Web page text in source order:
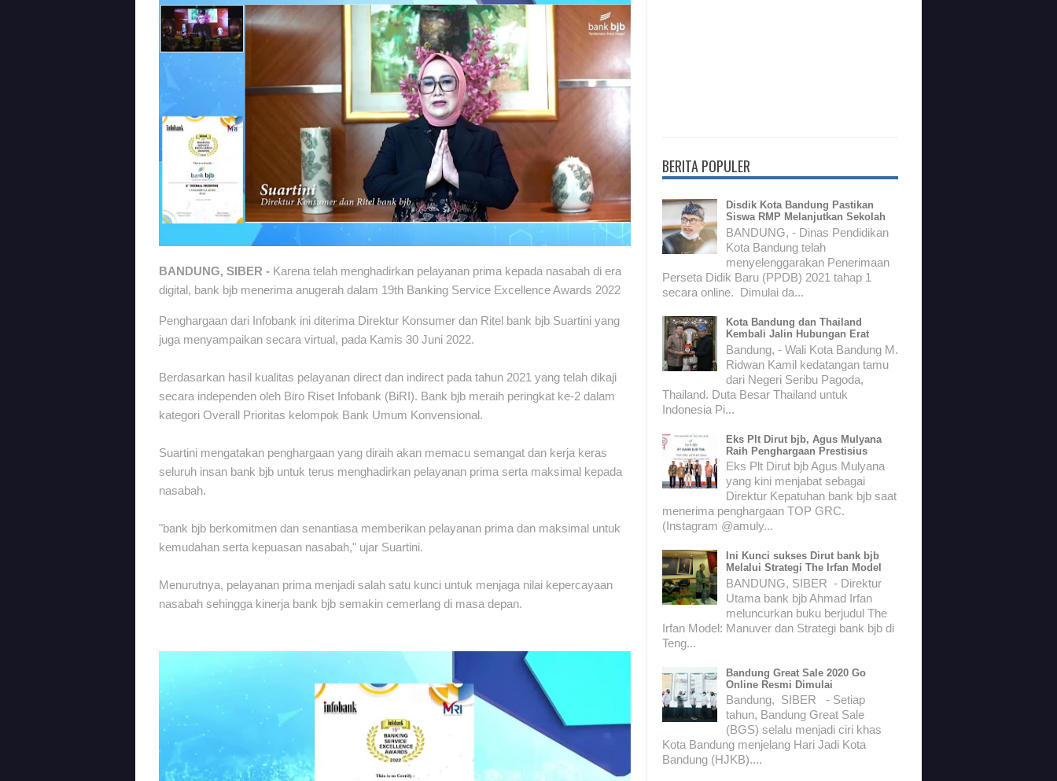
BANDUNG, SIBER - Karena telah menghadirkan pelayanan prima kepada nasabah di era
digital, bank bjb menerima anugerah dalam 19th Banking Service Excellence Awards 2022
Penghargaan dari Infobank ini diterima Direktur Konsumer dan Ritel bank bjb Suartini yang
juga menyampaikan secara virtual, pada Kamis 30 Juni 2022.
Berdasarkan hasil kualitas pelayanan direct dan indirect pada tahun 2021 yang telah dikaji
secara independen oleh Biro Riset Infobank (BiRI). Bank bjb meraih peringkat ke-2 dalam
kategori Overall Prioritas kelompok Bank Umum Konvensional.
Suartini mengatakan penghargaan yang diraih akan memacu semangat dan kerja keras
seluruh insan bank bjb untuk terus menghadirkan pelayanan prima serta maksimal kepada
nasabah.
"bank bjb berkomitmen dan senantiasa memberikan pelayanan prima dan maksimal untuk
kemudahan serta kepuasan nasabah," ujar Suartini.
Menurutnya, pelayanan prima menjadi salah satu kunci untuk menjaga nilai kepercayaan
nasabah sehingga kinerja bank bjb semakin cemerlang di masa depan.
BERITA POPULER
Disdik Kota Bandung Pastikan
Siswa RMP Melanjutkan Sekolah
BANDUNG, - Dinas Pendidikan
Kota Bandung telah
menyelenggarakan Penerimaan
Perseta Didik Baru (PPDB) 2021 tahap 1
secara online. Dimulai da...
Kota Bandung dan Thailand
Kembali Jalin Hubungan Erat
Bandung, - Wali Kota Bandung M.
Ridwan Kamil kedatangan tamu
dari Negeri Seribu Pagoda,
Thailand. Duta Besar Thailand untuk
Indonesia Pi...
Eks Plt Dirut bjb, Agus Mulyana
Raih Penghargaan Prestisius
Eks Plt Dirut bjb Agus Mulyana
yang kini menjabat sebagai
Direktur Kepatuhan bank bjb saat
menerima penghargaan TOP GRC.
(Instagram @amuly...
Ini Kunci sukses Dirut bank bjb
Melalui Strategi The Irfan Model
BANDUNG, SIBER - Direktur
Utama bank bjb Ahmad Irfan
meluncurkan buku berjudul The
Irfan Model: Manuver dan Strategi bank bjb di
Teng...
Bandung Great Sale 2020 Go
Online Resmi Dimulai
Bandung, SIBER - Setiap
tahun, Bandung Great Sale
(BGS) selalu menjadi ciri khas
Kota Bandung menjelang Hari Jadi Kota
Bandung (HJKB)....